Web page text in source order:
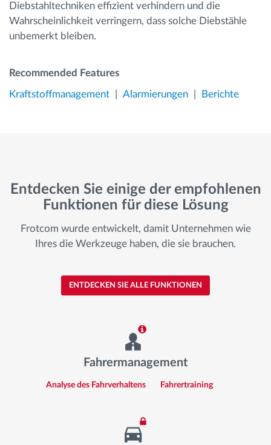
Diebstahltechniken effizient verhindern und die
Wahrscheinlichkeit verringern, dass solche Diebstähle
unbemerkt bleiben.
Recommended Features
Kraftstoffmanagement Alarmierungen Berichte
Entdecken Sie einige der empfohlenen
Funktionen für diese Lösung
Frotcom wurde entwickelt, damit Unternehmen wie
Ihres die Werkzeuge haben, die sie brauchen.
ENTDECKEN SIE ALLE FUNKTIONEN
Fahrermanagement
Analyse des Fahrverhaltens Fahrertraining